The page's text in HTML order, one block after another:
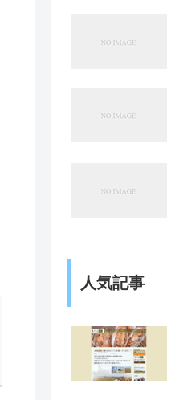
人気記事